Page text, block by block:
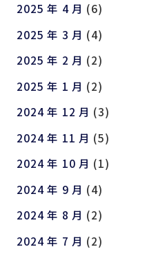
2025 年 4 月 (6)
2025 年 3 月 (4)
2025 年 2 月 (2)
2025 年 1 月 (2)
2024 年 12 月 (3)
2024 年 11 月 (5)
2024 年 10 月 (1)
2024 年 9 月 (4)
2024 年 8 月 (2)
2024 年 7 月 (2)